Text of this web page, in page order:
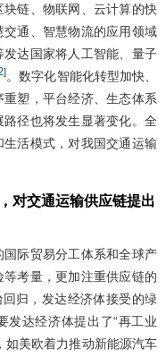
链、物联网、云计算的快
通、智慧物流的应用领域
达国家将人工智能、量子
] 。数字化智能化转型加快、
塑，平台经济、生态体系
径也将发生显著变化。全
活模式，对我国交通运输
对交通运输供应链提出
际贸易分工体系和全球产
考量，更加注重供应链的
归，发达经济体接受的绿
发达经济体提出了“再工业
如美欧着力推动新能源汽车